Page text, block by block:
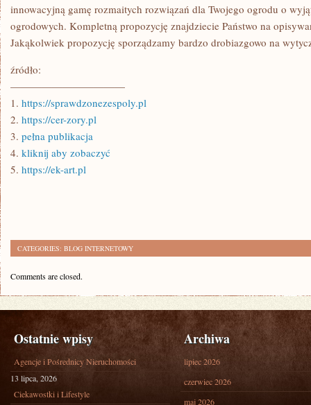
innowacyjną gamę rozmaitych rozwiązań dla Twojego ogrodu o
ogrodowych. Kompletną propozycję znajdziecie Państwo na
Jakąkolwiek propozycję sporządzamy bardzo drobiazgowo na
źródło:
———————————
1. https://sprawdzonezespoly.pl
2. https://cer-zory.pl
3. pełna publikacja
4. kliknij aby zobaczyć
5. https://ek-art.pl
CATEGORIES: BLOG INTERNETOWY
Comments are closed.
Ostatnie wpisy
Agencje i Pośrednicy Nieruchomości
13 lipca, 2026
Ciekawostki i Lifestyle
Archiwa
lipiec 2026
czerwiec 2026
maj 2026